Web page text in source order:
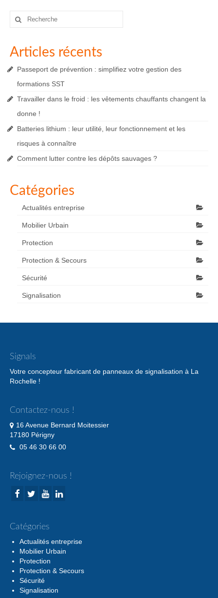
Rechercher
Articles récents
Passeport de prévention : simplifiez votre gestion des
formations SST
Travailler dans le froid : les vêtements chauffants changent la
donne !
Batteries lithium : leur utilité, leur fonctionnement et les
risques à connaître
Comment lutter contre les dépôts sauvages ?
Catégories
Actualités entreprise
Mobilier Urbain
Protection
Protection & Secours
Sécurité
Signalisation
Signals
Votre concepteur fabricant de panneaux de signalisation à La
Rochelle !
Contactez-nous !
16 Avenue Bernard Moitessier
17180 Périgny
05 46 30 66 00
Rejoignez-nous !
Catégories
Actualités entreprise
Mobilier Urbain
Protection
Protection & Secours
Sécurité
Signalisation